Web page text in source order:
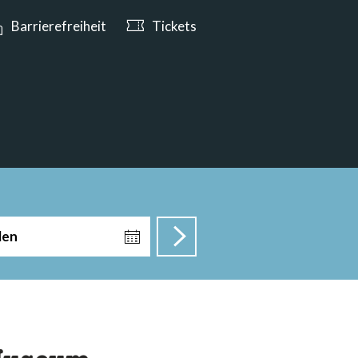
ab 10:00 Uhr geöffnet
Barrierefreiheit Tickets